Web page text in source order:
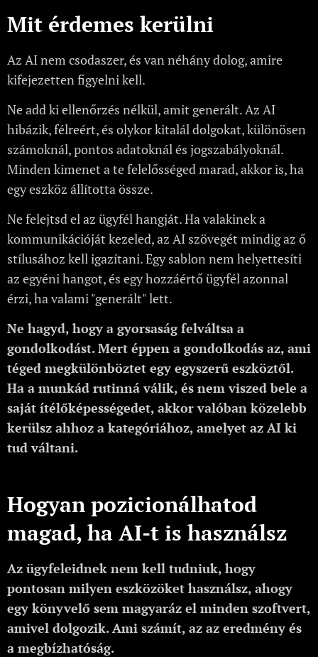
Mit érdemes kerülni
Az AI nem csodaszer, és van néhány dolog, amire
kifejezetten figyelni kell.
Ne add ki ellenőrzés nélkül, amit generált. Az AI
hibázik, félreért, és olykor kitalál dolgokat, különösen
számoknál, pontos adatoknál és jogszabályoknál.
Minden kimenet a te felelősséged marad, akkor is, ha
egy eszköz állította össze.
Ne felejtsd el az ügyfél hangját. Ha valakinek a
kommunikációját kezeled, az AI szövegét mindig az ő
stílusához kell igazítani. Egy sablon nem helyettesíti
az egyéni hangot, és egy hozzáértő ügyfél azonnal
érzi, ha valami "generált" lett.
Ne hagyd, hogy a gyorsaság felváltsa a
gondolkodást. Mert éppen a gondolkodás az, ami
téged megkülönböztet egy egyszerű eszköztől.
Ha a munkád rutinná válik, és nem viszed bele a
saját ítélőképességedet, akkor valóban közelebb
kerülsz ahhoz a kategóriához, amelyet az AI ki
tud váltani.
Hogyan pozicionálhatod
magad, ha AI-t is használsz
Az ügyfeleidnek nem kell tudniuk, hogy
pontosan milyen eszközöket használsz, ahogy
egy könyvelő sem magyaráz el minden szoftvert,
amivel dolgozik. Ami számít, az az eredmény és
a megbízhatóság.